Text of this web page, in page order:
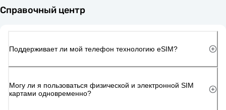
Справочный центр
Поддерживает ли мой телефон технологию eSIM?
Могу ли я пользоваться физической и электронной SIM
картами одновременно?